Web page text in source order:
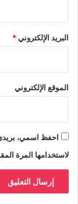
البريد الإلكتروني*
الموقع الإلكتروني
احفظ اسمي، بريدي
لاستخدامها المرة